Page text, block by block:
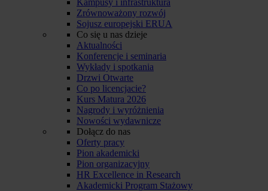
Zrównoważony rozwój
Sojusz europejski ERUA
Co się u nas dzieje
Aktualności
Konferencje i seminaria
Wykłady i spotkania
Drzwi Otwarte
Co po licencjacie?
Kurs Matura 2026
Nagrody i wyróżnienia
Nowości wydawnicze
Dołącz do nas
Oferty pracy
Pion akademicki
Pion organizacyjny
HR Excellence in Research
Akademicki Program Stażowy